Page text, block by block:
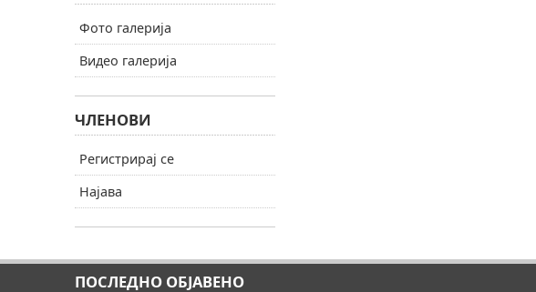
Фото галерија
Видео галерија
ЧЛЕНОВИ
Регистрирај се
Најава
ПОСЛЕДНО ОБЈАВЕНО